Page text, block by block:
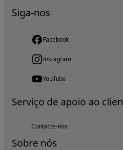
Siga-nos
Facebook
Instagram
YouTube
Serviço de apoio ao
Contacte-nos
Sobre nós